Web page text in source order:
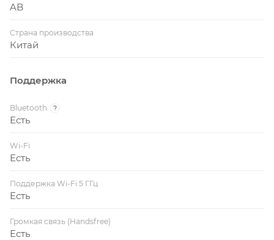
AB
Страна производства
Китай
Поддержка
Bluetooth ?
Есть
Wi-Fi
Есть
Поддержка Wi-Fi 5 ГГц
Есть
Громкая связь (Handsfree)
Есть